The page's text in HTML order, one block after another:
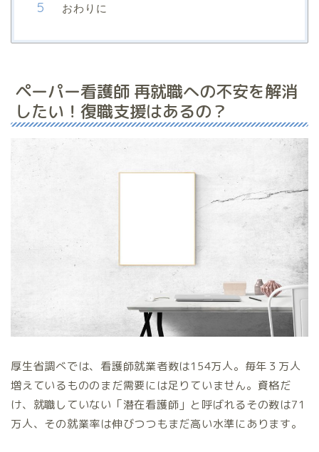
おわりに
ペーパー看護師 再就職への不安を解消
したい！復職支援はあるの？
厚生省調べでは、看護師就業者数は154万人。毎年３万人
増えているもののまだ需要には足りていません。資格だ
け、就職していない「潜在看護師」と呼ばれるその数は71
万人、その就業率は伸びつつもまだ高い水準にあります。